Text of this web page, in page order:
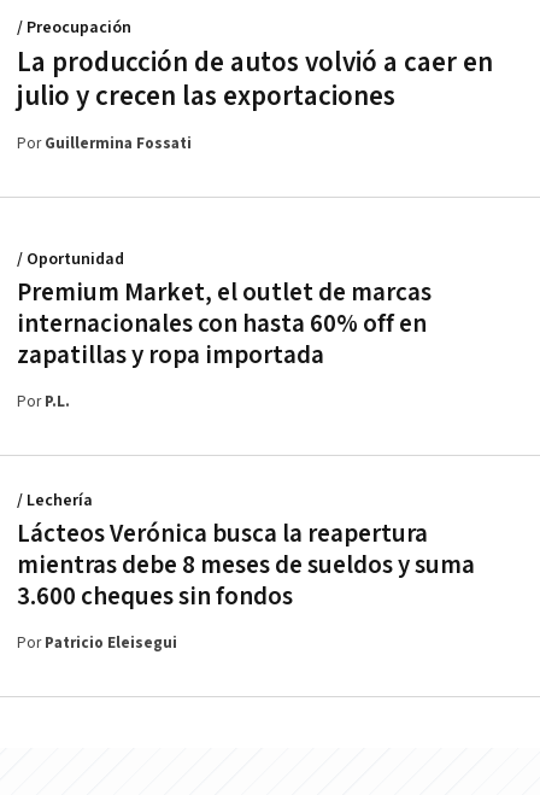
La producción de autos volvió a caer en
julio y crecen las exportaciones
/ Preocupación
PorGuillermina Fossati
Premium Market, el outlet de marcas
internacionales con hasta 60% off en
zapatillas y ropa importada
/ Oportunidad
PorP.L.
Lácteos Verónica busca la reapertura
mientras debe 8 meses de sueldos y suma
3.600 cheques sin fondos
/ Lechería
PorPatricio Eleisegui